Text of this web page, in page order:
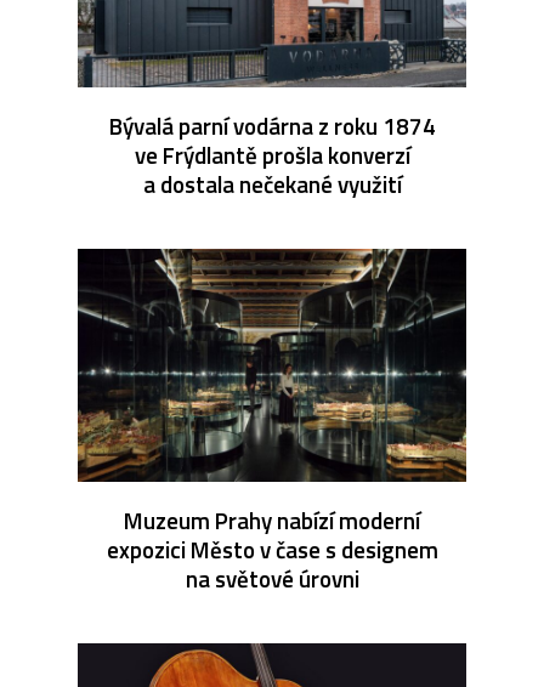
Bývalá parní vodárna z roku 1874
ve Frýdlantě prošla konverzí
a dostala nečekané využití
Muzeum Prahy nabízí moderní
expozici Město v čase s designem
na světové úrovni